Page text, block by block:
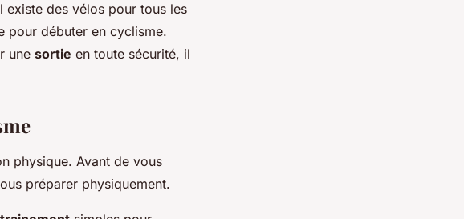
existe des vélos pour tous les
pour débuter en cyclisme.
une sortie en toute sécurité, il
physique. Avant de vous
préparer physiquement.